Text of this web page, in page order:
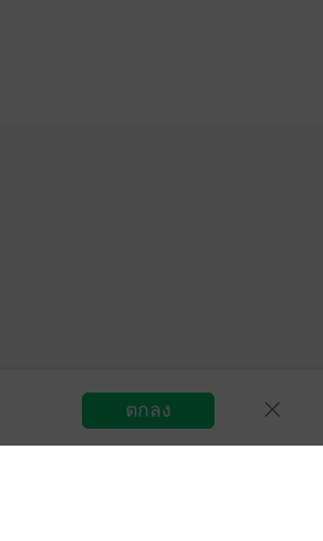
สมัครขายอีบุ๊ก
วิธีการใช้งาน
ตกลง